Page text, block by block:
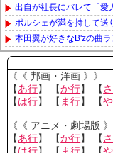
出自が社長にバレて「愛
ポルシェが満を持して送
本田翼が好きなB'zの曲
Powered by livedoor 相互RSS
《《 邦画・洋画 》》
【あ行】 【か行】 【
【は行】 【 ま行】 【
《《 アニメ・劇場版 》
【あ行】 【か行】 【